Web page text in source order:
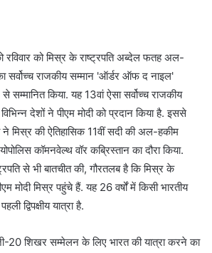
रविवार को मिस्र के राष्ट्रपति अब्देल फतह अल-
सर्वोच्च राजकीय सम्मान 'ऑर्डर ऑफ द नाइल'
किया. यह 13वां ऐसा सर्वोच्च राजकीय
देशों ने पीएम मोदी को प्रदान किया है. इससे
ने मिस्र की ऐतिहासिक 11वीं सदी की अल-हकीम
कॉमनवेल्थ वॉर कब्रिस्तान का दौरा किया.
से भी बातचीत की, गौरतलब है कि मिस्र के
मोदी मिस्र पहुंचे हैं. यह 26 वर्षों में किसी भारतीय
द्विपक्षीय यात्रा है.
20 शिखर सम्मेलन के लिए भारत की यात्रा करने का